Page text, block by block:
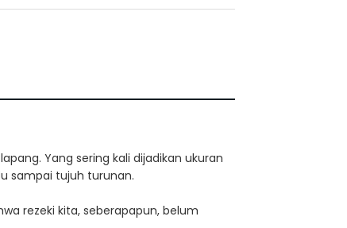
Yang sering kali dijadikan ukuran
sampai tujuh turunan.
rezeki kita, seberapapun, belum